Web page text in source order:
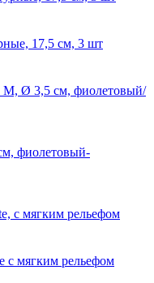
17,5 см, 3 шт
фиолетовый-
с мягким рельефом